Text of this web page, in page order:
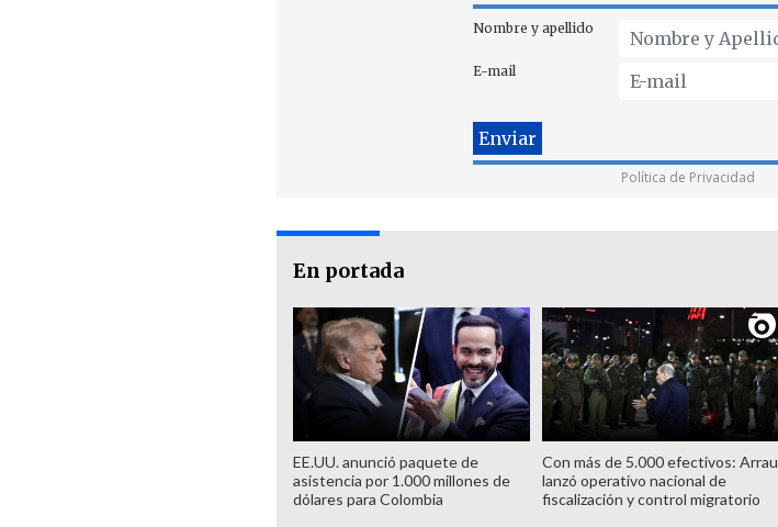
Nombre y apellido
E-mail
Política de Privacidad
En portada
EE.UU. anunció paquete de
asistencia por 1.000 millones de
dólares para Colombia
Con más de 5.000 efectivos: Arrau
lanzó operativo nacional de
fiscalización y control migratorio